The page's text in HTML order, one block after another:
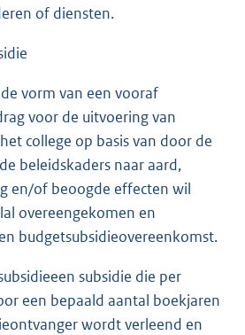
of diensten.
vorm van een vooraf
voor de uitvoering van
college op basis van door de
beleidskaders naar aard,
en/of beoogde effecten wil
overeengekomen en
budgetsubsidieovereenkomst.
subsidie die per
een bepaald aantal boekjaren
wordt verleend en